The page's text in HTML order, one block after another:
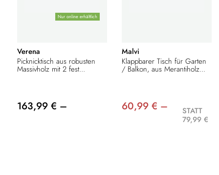
Nur online erhältlich
Verena
Picknicktisch aus robusten
Massivholz mit 2 fest...
163,99 € –
Malvi
Klappbarer Tisch für Garten
/ Balkon, aus Merantiholz...
60,99 € –
STATT
79,99 €